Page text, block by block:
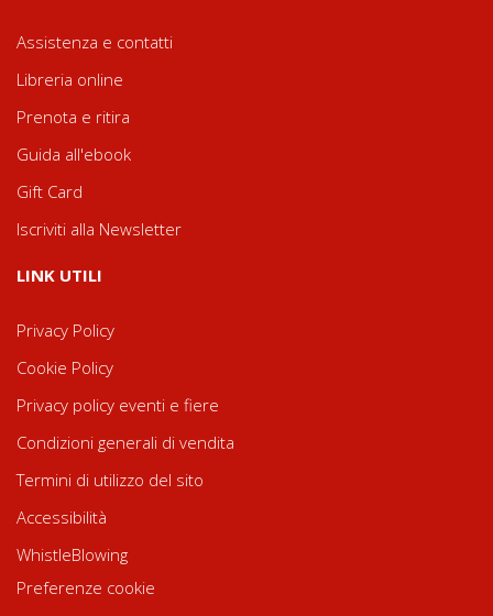
Assistenza e contatti
Libreria online
Prenota e ritira
Guida all'ebook
Gift Card
Iscriviti alla Newsletter
LINK UTILI
Privacy Policy
Cookie Policy
Privacy policy eventi e fiere
Condizioni generali di vendita
Termini di utilizzo del sito
Accessibilità
WhistleBlowing
Preferenze cookie